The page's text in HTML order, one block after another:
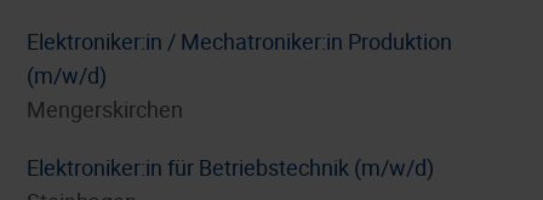
Elektroniker:in / Mechatroniker:in Produktion
(m/w/d)
Mengerskirchen
Elektroniker:in für Betriebstechnik (m/w/d)